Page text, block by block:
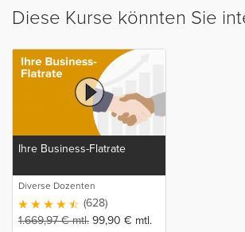
Diese Kurse könnten Sie
Ihre Business-Flatrate
Diverse Dozenten
(628)
1.669,97€mtl. 99,90 € mtl.